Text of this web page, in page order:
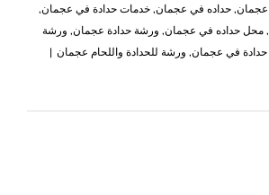
عجمان, حداده في عجمان, خدمات حدادة في عجمان,
, محل حداده في عجمان, ورشة حدادة عجمان, ورشة
في عجمان, ورشة للحدادة واللحام عجمان |